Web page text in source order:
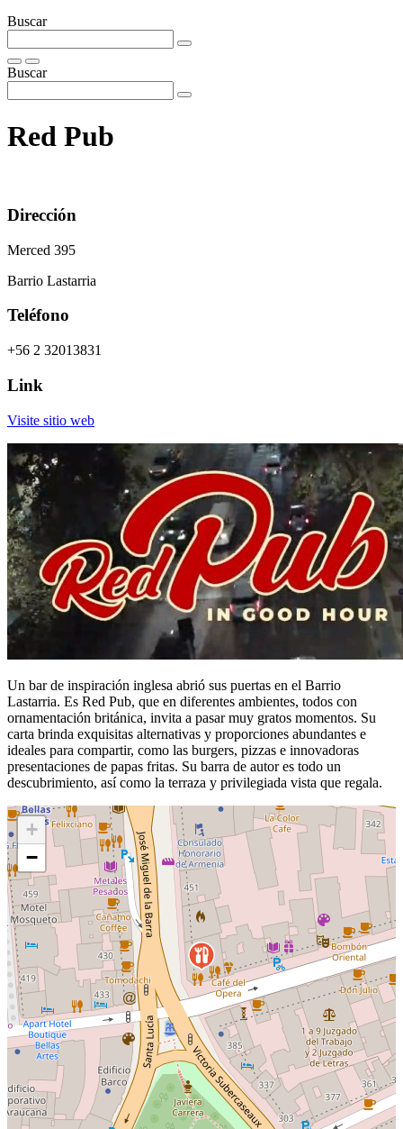
Buscar
Buscar
Red Pub
Dirección
Merced 395
Barrio Lastarria
Teléfono
+56 2 32013831
Link
Visite sitio web
Un bar de inspiración inglesa abrió sus puertas en el Barrio
Lastarria. Es Red Pub, que en diferentes ambientes, todos con
ornamentación británica, invita a pasar muy gratos momentos. Su
carta brinda exquisitas alternativas y proporciones abundantes e
ideales para compartir, como las burgers, pizzas e innovadoras
presentaciones de papas fritas. Su barra de autor es todo un
descubrimiento, así como la terraza y privilegiada vista que regala.
+
−